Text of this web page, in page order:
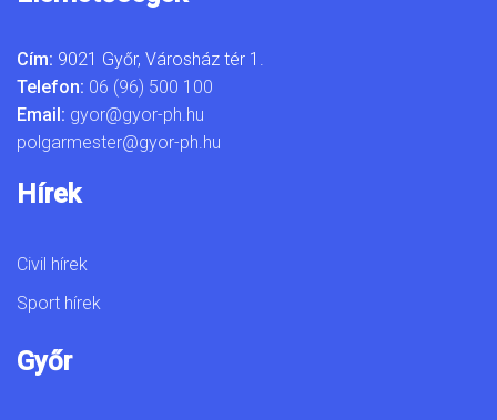
Cím: 9021 Győr, Városház tér 1.
Telefon: 06 (96) 500 100
Email: gyor@gyor-ph.hu
polgarmester@gyor-ph.hu
Hírek
Civil hírek
Sport hírek
Győr